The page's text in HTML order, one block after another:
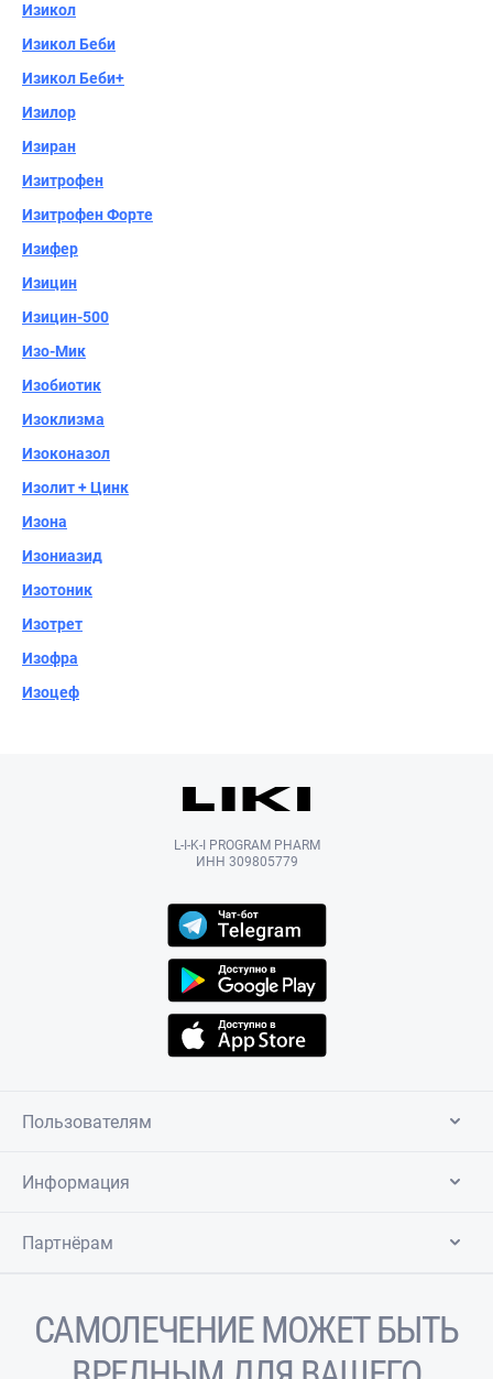
Изикол
Изикол Беби
Изикол Беби+
Изилор
Изиран
Изитрофен
Изитрофен Форте
Изифер
Изицин
Изицин-500
Изо-Мик
Изобиотик
Изоклизма
Изоконазол
Изолит + Цинк
Изона
Изониазид
Изотоник
Изотрет
Изофра
Изоцеф
L-I-K-I PROGRAM PHARM
ИНН 309805779
Пользователям
Информация
Партнёрам
САМОЛЕЧЕНИЕ МОЖЕТ БЫТЬ